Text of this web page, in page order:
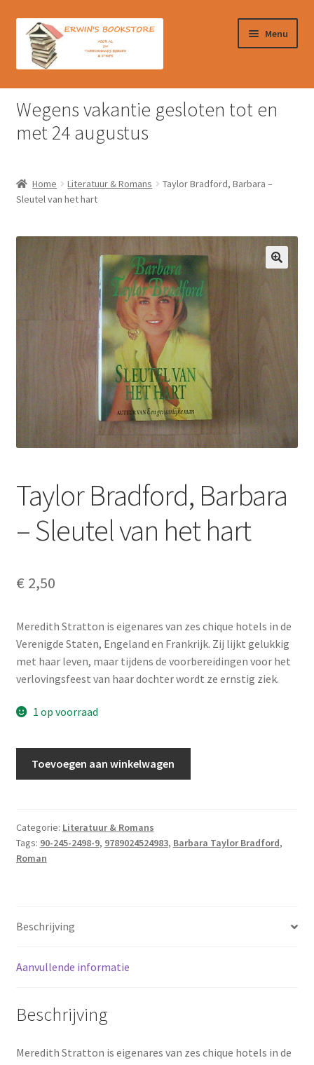
door
naar
naar
Menu
Home
Afrekenen
Contact
Verzendkosten & Ophalen boeken
Winkelmand
Wegens vakantie gesloten tot en
met 24 augustus
Home Literatuur & Romans
Taylor Bradford, Barbara –
Sleutel van het hart
Taylor Bradford, Barbara
– Sleutel van het hart
€ 2,50
Meredith Stratton is eigenares van zes chique hotels in de
Verenigde Staten, Engeland en Frankrijk. Zij lijkt gelukkig
met haar leven, maar tijdens de voorbereidingen voor het
verlovingsfeest van haar dochter wordt ze ernstig ziek.
1 op voorraad
Sleutel
van
het
Toevoegen aan winkelwagen
Categorie: Literatuur & Romans
Tags: 90-245-2498-9, 9789024524983, Barbara Taylor Bradford,
Roman
Beschrijving
Aanvullende informatie
Beschrijving
Meredith Stratton is eigenares van zes chique hotels in de